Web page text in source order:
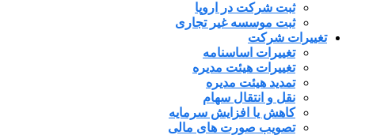
ثبت شرکت در اروپا
ثبت موسسه غیر تجاری
تغییرات شرکت
تغییرات اساسنامه
تغییرات هیئت مدیره
تمدید هیئت مدیره
نقل و انتقال سهام
کاهش یا افزایش سرمایه
تصویب صورت های مالی